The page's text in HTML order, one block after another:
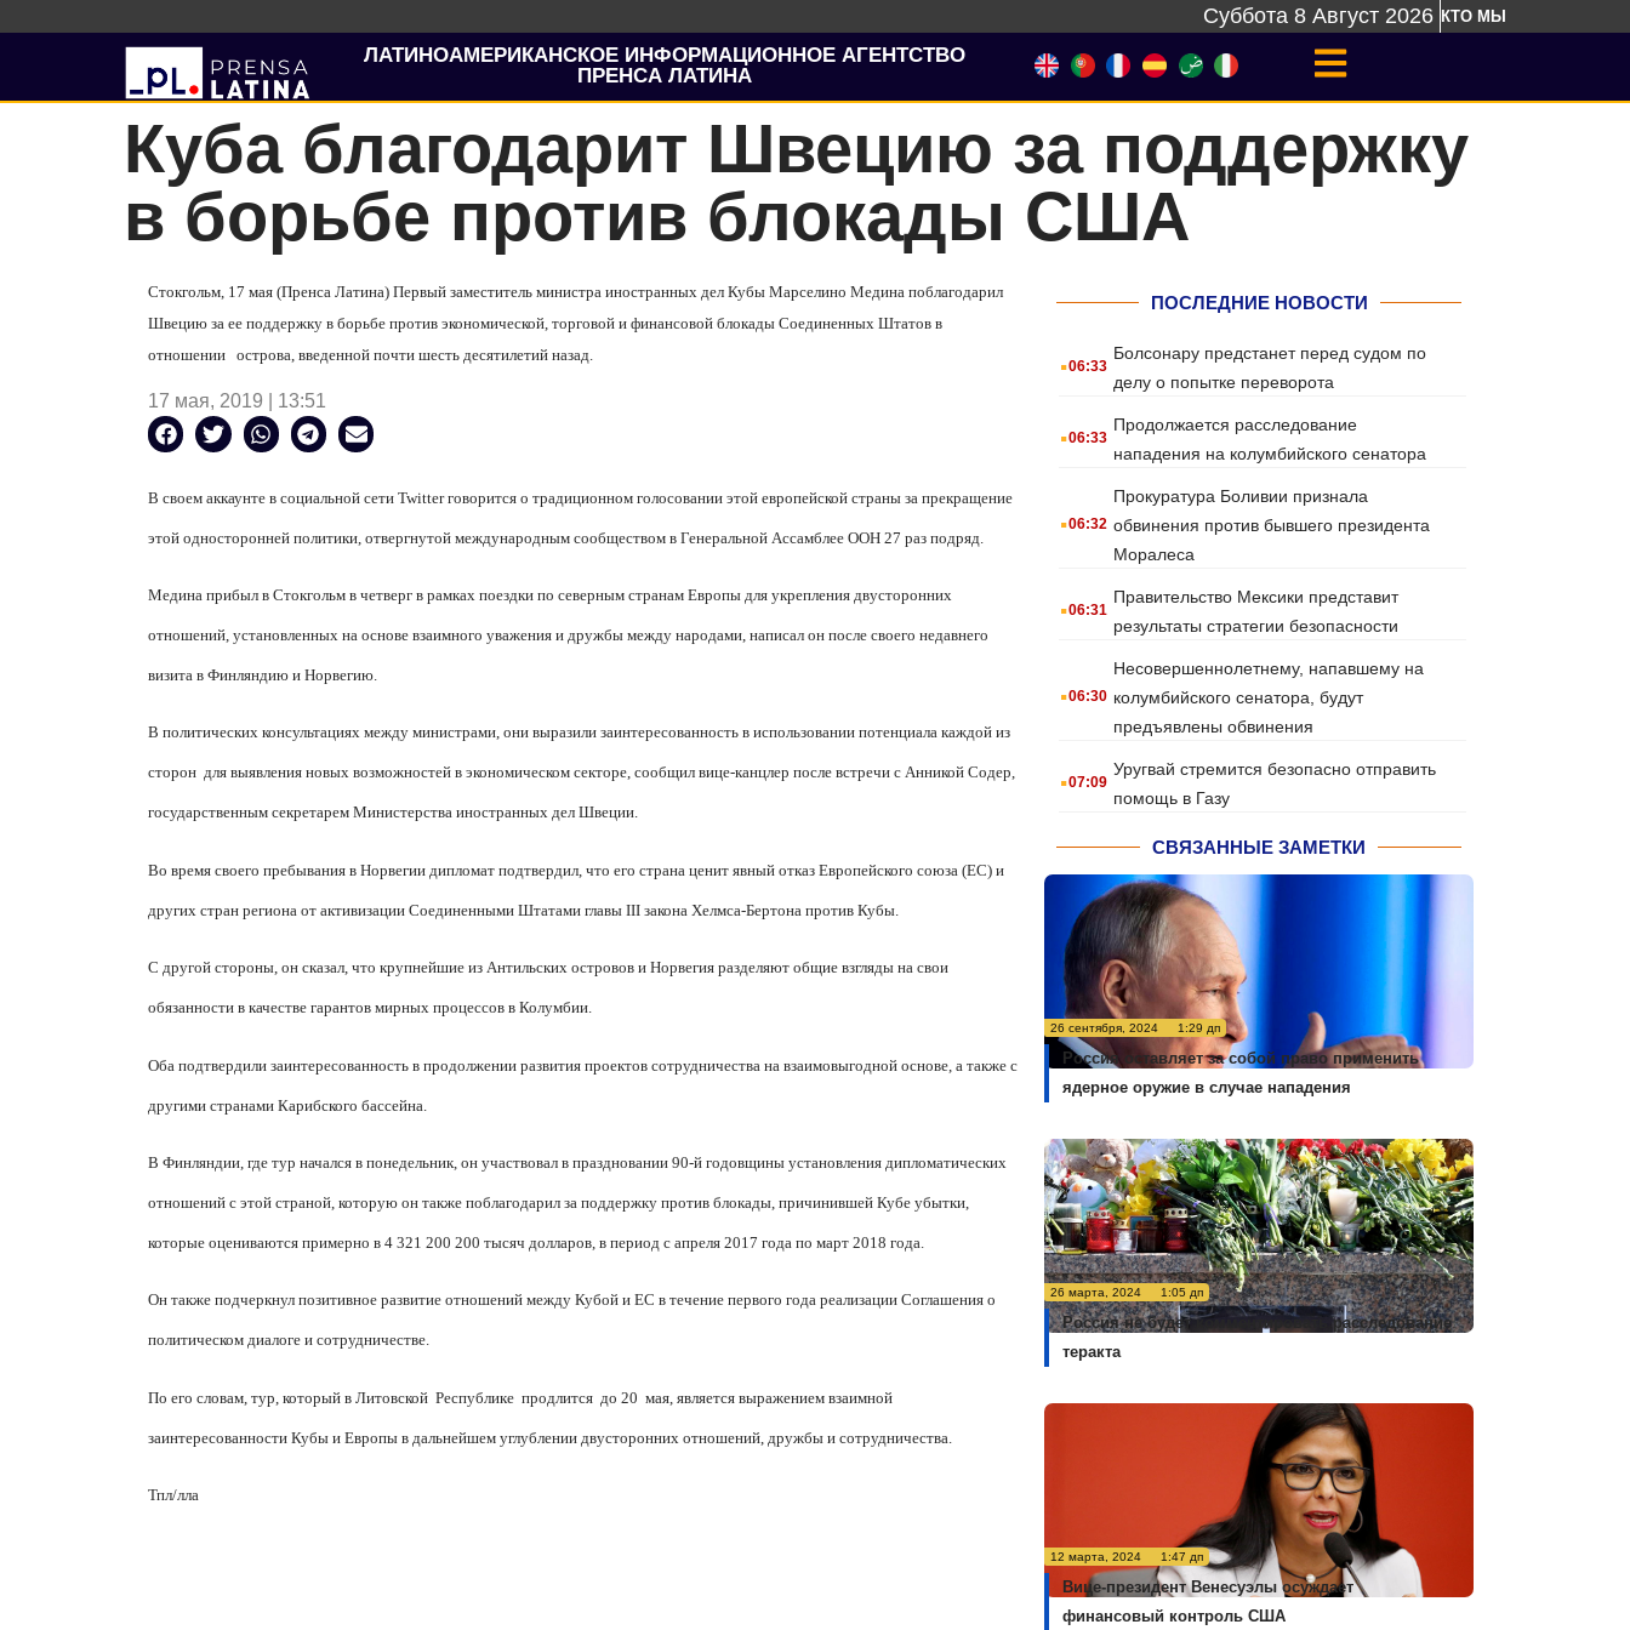
Суббота 8 Август 2026 КТО МЫ
ЛАТИНОАМЕРИКАНСКОЕ ИНФОРМАЦИОННОЕ АГЕНТСТВО
ПРЕНСА ЛАТИНА
Куба благодарит Швецию за поддержку
в борьбе против блокады США
Стокгольм, 17 мая (Пренса Латина) Первый заместитель министра иностранных дел Кубы Марселино Медина поблагодарил
Швецию за ее поддержку в борьбе против экономической, торговой и финансовой блокады Соединенных Штатов в
отношении острова, введенной почти шесть десятилетий назад.
17 мая, 2019 | 13:51
В своем аккаунте в социальной сети Twitterговорится о традиционном голосовании этой европейской страны за прекращение
этой односторонней политики, отвергнутой международным сообществом в Генеральной Ассамблее ООН 27 раз подряд.
Медина прибыл в Стокгольм в четверг в рамках поездки по северным странам Европы для укрепления двусторонних
отношений, установленных на основе взаимного уважения и дружбы между народами, написал он после своего недавнего
визита в Финляндию и Норвегию.
В политических консультациях между министрами, они выразили заинтересованность в использовании потенциала каждой из
сторон для выявления новых возможностей в экономическом секторе, сообщил вице-канцлер после встречи с Анникой Содер,
государственным секретарем Министерства иностранных дел Швеции.
Во время своего пребывания в Норвегии дипломат подтвердил, что его страна ценит явный отказ Европейского союза (ЕС) и
других стран региона от активизации Соединенными Штатами главы III закона Хелмса-Бертона против Кубы.
С другой стороны, он сказал, что крупнейшие из Антильских островов и Норвегия разделяют общие взгляды на свои
обязанности в качестве гарантов мирных процессов в Колумбии.
Оба подтвердили заинтересованность в продолжении развития проектов сотрудничества на взаимовыгодной основе, а также с
другими странами Карибского бассейна.
В Финляндии, где тур начался в понедельник, он участвовал в праздновании 90-й годовщины установления дипломатических
отношений с этой страной, которую он также поблагодарил за поддержку против блокады, причинившей Кубе убытки,
которые оцениваются примерно в 4 321 200 200 тысяч долларов, в период с апреля 2017 года по март 2018 года.
Он также подчеркнул позитивное развитие отношений между Кубой и ЕС в течение первого года реализации Соглашения о
политическом диалоге и сотрудничестве.
По его словам, тур, который в Литовской Республике продлится до 20 мая, является выражением взаимной
заинтересованности Кубы и Европы в дальнейшем углублении двусторонних отношений, дружбы и сотрудничества.
Тпл/лла
ПОСЛЕДНИЕ НОВОСТИ
.06:33
Болсонару предстанет перед судом по
делу о попытке переворота
.06:33
Продолжается расследование
нападения на колумбийского сенатора
.06:32
Прокуратура Боливии признала
обвинения против бывшего президента
Моралеса
.06:31
Правительство Мексики представит
результаты стратегии безопасности
.06:30
Несовершеннолетнему, напавшему на
колумбийского сенатора, будут
предъявлены обвинения
.07:09
Уругвай стремится безопасно отправить
помощь в Газу
СВЯЗАННЫЕ ЗАМЕТКИ
26 сентября, 2024 1:29 дп
Россия оставляет за собой право применить
ядерное оружие в случае нападения
26 марта, 2024 1:05 дп
Россия не будет комментировать расследование
теракта
12 марта, 2024 1:47 дп
Вице-президент Венесуэлы осуждает
финансовый контроль США